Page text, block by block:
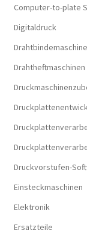
Computer-to-plate
Digitaldruck
Drahtheftmaschinen
Druckvorstufen-
Einsteckmaschinen
Elektronik
Ersatzteile